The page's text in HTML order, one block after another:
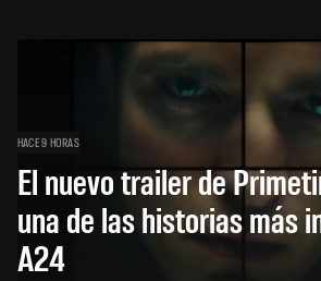
HACE 9 HORAS
El nuevo trailer de
una de las historias más
A24